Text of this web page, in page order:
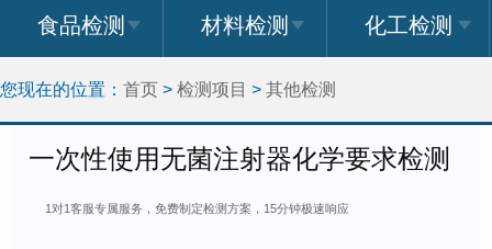
食品检测 材料检测 化工检测
您现在的位置： 首页 > 检测项目 > 其他检测
一次性使用无菌注射器化学要求检测
1对1客服专属服务，免费制定检测方案，15分钟极速响应